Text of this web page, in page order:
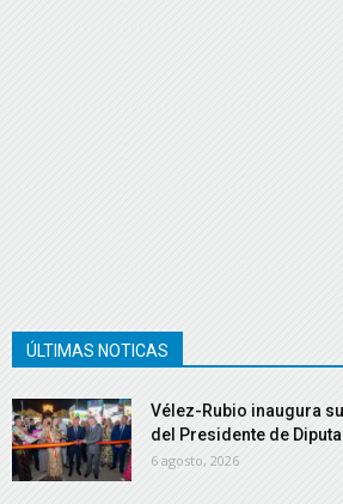
ÚLTIMAS NOTICAS
Vélez-Rubio inaugura
del Presidente de
6 agosto, 2026